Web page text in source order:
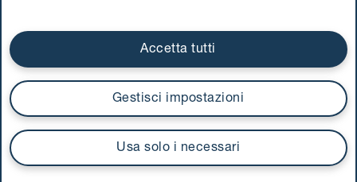
Documenti contrattuali
Via Stalingrado 37 - 40128 Bologna
Tel 051 5077111 - Fax 051 375349
unipolmove@pec.unipol.it
C.F. 03506831209 e P. IVA 03740811207 R.E.A. 524585
UnipolTech S.p.A.
I prezzi si intendono compresi di IVA
Usa solo i necessari
Gestisci impostazioni
Accetta tutti